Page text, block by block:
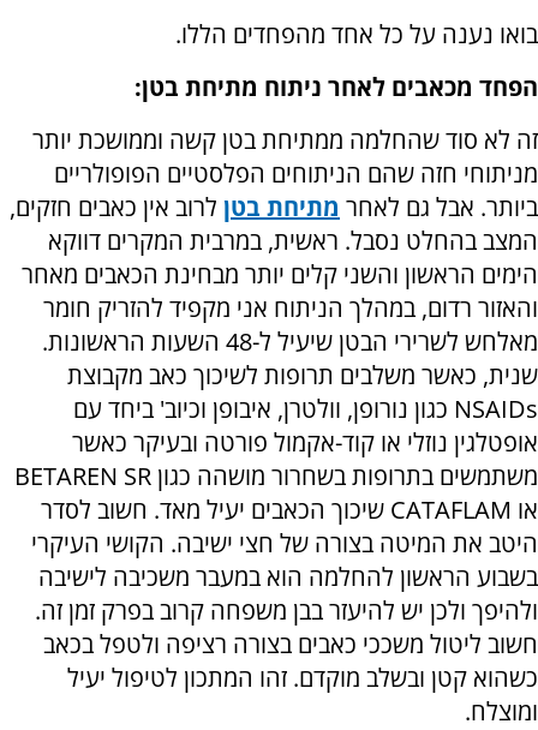
בואו נענה על כל אחד מהפחדים הללו.
הפחד מכאבים לאחר ניתוח מתיחת בטן:
זה לא סוד שהחלמה ממתיחת בטן קשה וממושכת יותר
מניתוחי חזה שהם הניתוחים הפלסטיים הפופולריים
ביותר. אבל גם לאחר מתיחת בטן לרוב אין כאבים חזקים,
המצב בהחלט נסבל. ראשית, במרבית המקרים דווקא
הימים הראשון והשני קלים יותר מבחינת הכאבים מאחר
והאזור רדום, במהלך הניתוח אני מקפיד להזריק חומר
מאלחש לשרירי הבטן שיעיל ל-48 השעות הראשונות.
שנית, כאשר משלבים תרופות לשיכוך כאב מקבוצת
NSAIDs כגון נורופן, וולטרן, איבופן וכיוב' ביחד עם
אופטלגין נוזלי או קוד-אקמול פורטה ובעיקר כאשר
משתמשים בתרופות בשחרור מושהה כגון BETAREN SR
או CATAFLAM שיכוך הכאבים יעיל מאד. חשוב לסדר
היטב את המיטה בצורה של חצי ישיבה. הקושי העיקרי
בשבוע הראשון להחלמה הוא במעבר משכיבה לישיבה
ולהיפך ולכן יש להיעזר בבן משפחה קרוב בפרק זמן זה.
חשוב ליטול משככי כאבים בצורה רציפה ולטפל בכאב
כשהוא קטן ובשלב מוקדם. זהו המתכון לטיפול יעיל
ומוצלח.